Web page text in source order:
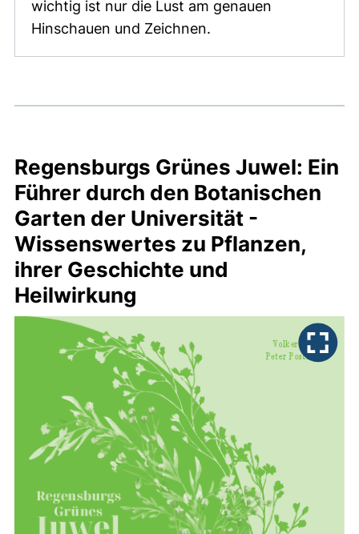
wichtig ist nur die Lust am genauen
Hinschauen und Zeichnen.
Regensburgs Grünes Juwel: Ein
Führer durch den Botanischen
Garten der Universität -
Wissenswertes zu Pflanzen,
ihrer Geschichte und
Heilwirkung